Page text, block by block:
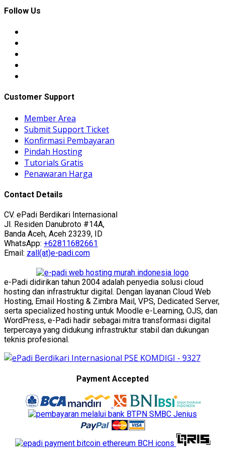
Follow Us
Customer Support
Member Area
Submit Support Ticket
Konfirmasi Pembayaran
Pindah Hosting
Tutorials Gratis
Penawaran Harga
Contact Details
CV. ePadi Berdikari Internasional
Jl. Residen Danubroto #14A,
Banda Aceh, Aceh 23239, ID
WhatsApp: +62811682661
Email: zall(at)e-padi.com
e-Padi didirikan tahun 2004 adalah penyedia solusi cloud
hosting dan infrastruktur digital. Dengan layanan Cloud Web
Hosting, Email Hosting & Zimbra Mail, VPS, Dedicated Server,
serta specialized hosting untuk Moodle e-Learning, OJS, dan
WordPress, e-Padi hadir sebagai mitra transformasi digital
terpercaya yang didukung infrastruktur stabil dan dukungan
teknis profesional.
Payment Accepted